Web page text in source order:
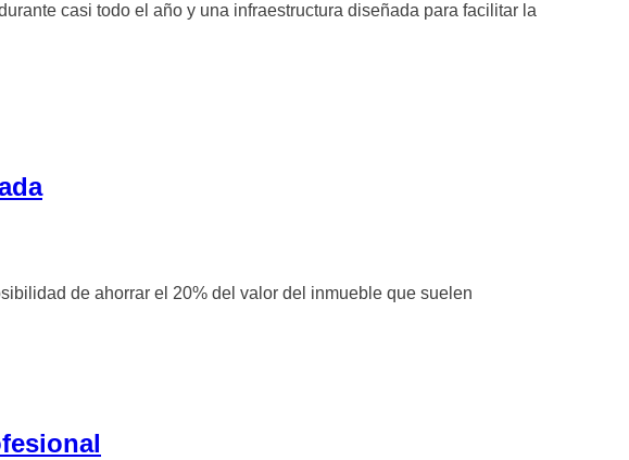
casi todo el año y una infraestructura diseñada para facilitar la
de ahorrar el 20% del valor del inmueble que suelen